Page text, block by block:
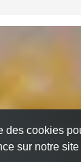
des cookies
sur notre